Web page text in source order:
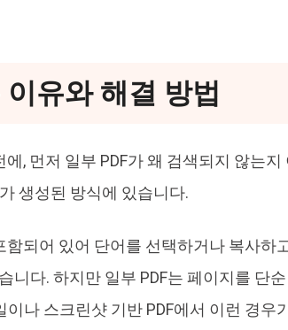
유와 해결 방법
, 먼저 일부 PDF가 왜 검색되지 않는지
생성된 방식에 있습니다.
되어 있어 단어를 선택하거나 복사하
니다. 하지만 일부 PDF는 페이지를 단
나 스크린샷 기반 PDF에서 이런 경우